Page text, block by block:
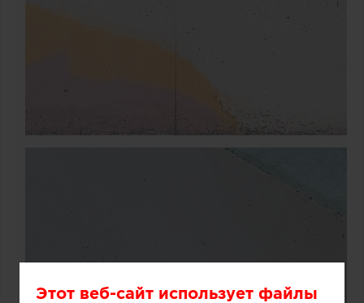
Этот веб-сайт использует файлы